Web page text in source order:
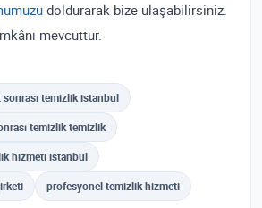
doldurarak bize ulaşabilirsiniz.
mevcuttur.
temizlik istanbul
temizlik temizlik
hizmeti istanbul
profesyonel temizlik hizmeti